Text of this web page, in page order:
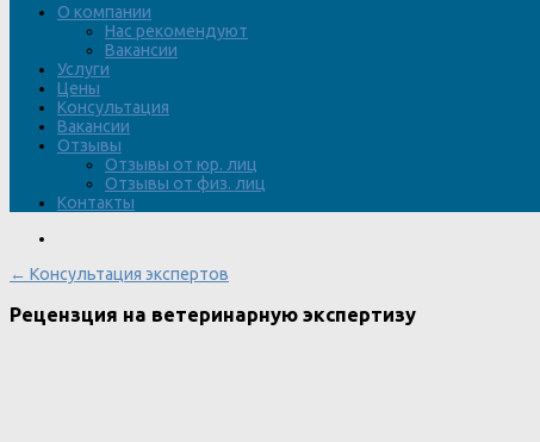
О компании
Нас рекомендуют
Вакансии
Услуги
Цены
Консультация
Вакансии
Отзывы
Отзывы от юр. лиц
Отзывы от физ. лиц
Контакты
← Консультация экспертов
Рецензция на ветеринарную экспертизу